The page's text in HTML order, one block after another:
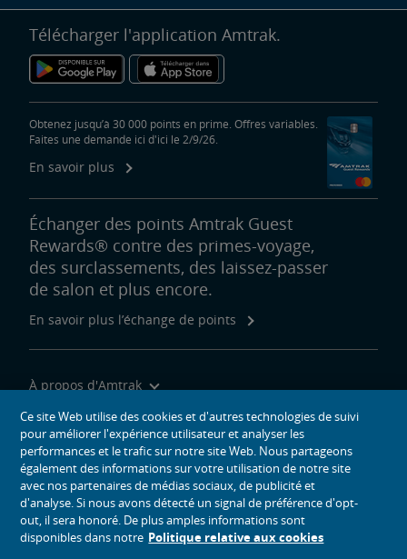
Télécharger l'application Amtrak.
Obtenez jusqu’à 30 000 points en prime. Offres variables.
Faites une demande ici d'ici le 2/9/26.
En savoir plus
Échanger des points Amtrak Guest
Rewards® contre des primes-voyage,
des surclassements, des laissez-passer
de salon et plus encore.
En savoir plus l’échange de points
À propos d'Amtrak
Voyager avec nous
Outils du site
icônes de médias sociaux
Amtrak sur Facebook s’ouvre dans une nouvelle fenêtre
Amtrak sur Twitter s’ouvre dans une nouvelle fenêtre
Amtrak sur Instagram s’ouvre dans une nouvelle fenêtre
Amtrak sur Linkedin s’ouvre dans une nouvelle fenêtre
Amtrak sur Youtube s’ouvre dans une nouvelle
Pinterest s’ouvre dans une nouvelle
Ce site Web utilise des cookies et d'autres technologies de suivi
pour améliorer l'expérience utilisateur et analyser les
performances et le trafic sur notre site Web. Nous partageons
également des informations sur votre utilisation de notre site
avec nos partenaires de médias sociaux, de publicité et
d'analyse. Si nous avons détecté un signal de préférence d'opt-
out, il sera honoré. De plus amples informations sont
disponibles dans notre Politique relative aux cookies